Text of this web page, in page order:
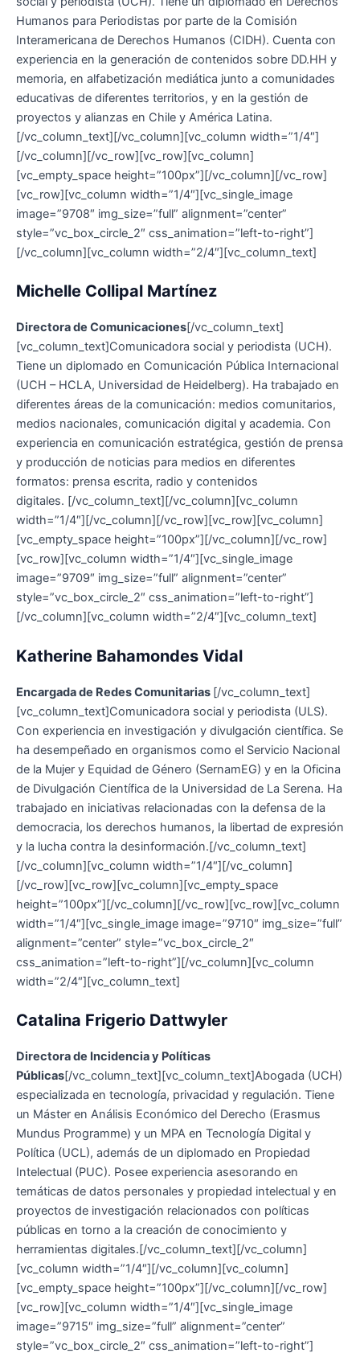
Humanos para Periodistas por parte de la Comisión
Interamericana de Derechos Humanos (CIDH). Cuenta con
experiencia en la generación de contenidos sobre DD.HH y
memoria, en alfabetización mediática junto a comunidades
educativas de diferentes territorios, y en la gestión de
proyectos y alianzas en Chile y América Latina.
[/vc_column_text][/vc_column][vc_column width=”1/4″]
[/vc_column][/vc_row][vc_row][vc_column]
[vc_empty_space height=”100px”][/vc_column][/vc_row]
[vc_row][vc_column width=”1/4″][vc_single_image
image=”9708″ img_size=”full” alignment=”center”
style=”vc_box_circle_2″ css_animation=”left-to-right”]
[/vc_column][vc_column width=”2/4″][vc_column_text]
Michelle Collipal Martínez
Directora de Comunicaciones[/vc_column_text]
[vc_column_text]Comunicadora social y periodista (UCH).
Tiene un diplomado en Comunicación Pública Internacional
(UCH – HCLA, Universidad de Heidelberg). Ha trabajado en
diferentes áreas de la comunicación: medios comunitarios,
medios nacionales, comunicación digital y academia. Con
experiencia en comunicación estratégica, gestión de prensa
y producción de noticias para medios en diferentes
formatos: prensa escrita, radio y contenidos
digitales. [/vc_column_text][/vc_column][vc_column
width=”1/4″][/vc_column][/vc_row][vc_row][vc_column]
[vc_empty_space height=”100px”][/vc_column][/vc_row]
[vc_row][vc_column width=”1/4″][vc_single_image
image=”9709″ img_size=”full” alignment=”center”
style=”vc_box_circle_2″ css_animation=”left-to-right”]
[/vc_column][vc_column width=”2/4″][vc_column_text]
Katherine Bahamondes Vidal
Encargada de Redes Comunitarias [/vc_column_text]
[vc_column_text]Comunicadora social y periodista (ULS).
Con experiencia en investigación y divulgación científica. Se
ha desempeñado en organismos como el Servicio Nacional
de la Mujer y Equidad de Género (SernamEG) y en la Oficina
de Divulgación Científica de la Universidad de La Serena. Ha
trabajado en iniciativas relacionadas con la defensa de la
democracia, los derechos humanos, la libertad de expresión
y la lucha contra la desinformación.[/vc_column_text]
[/vc_column][vc_column width=”1/4″][/vc_column]
[/vc_row][vc_row][vc_column][vc_empty_space
height=”100px”][/vc_column][/vc_row][vc_row][vc_column
width=”1/4″][vc_single_image image=”9710″ img_size=”full”
alignment=”center” style=”vc_box_circle_2″
css_animation=”left-to-right”][/vc_column][vc_column
width=”2/4″][vc_column_text]
Catalina Frigerio Dattwyler
Directora de Incidencia y Políticas
Públicas[/vc_column_text][vc_column_text]Abogada (UCH)
especializada en tecnología, privacidad y regulación. Tiene
un Máster en Análisis Económico del Derecho (Erasmus
Mundus Programme) y un MPA en Tecnología Digital y
Política (UCL), además de un diplomado en Propiedad
Intelectual (PUC). Posee experiencia asesorando en
temáticas de datos personales y propiedad intelectual y en
proyectos de investigación relacionados con políticas
públicas en torno a la creación de conocimiento y
herramientas digitales.[/vc_column_text][/vc_column]
[vc_column width=”1/4″][/vc_column][vc_column]
[vc_empty_space height=”100px”][/vc_column][/vc_row]
[vc_row][vc_column width=”1/4″][vc_single_image
image=”9715″ img_size=”full” alignment=”center”
style=”vc_box_circle_2″ css_animation=”left-to-right”]